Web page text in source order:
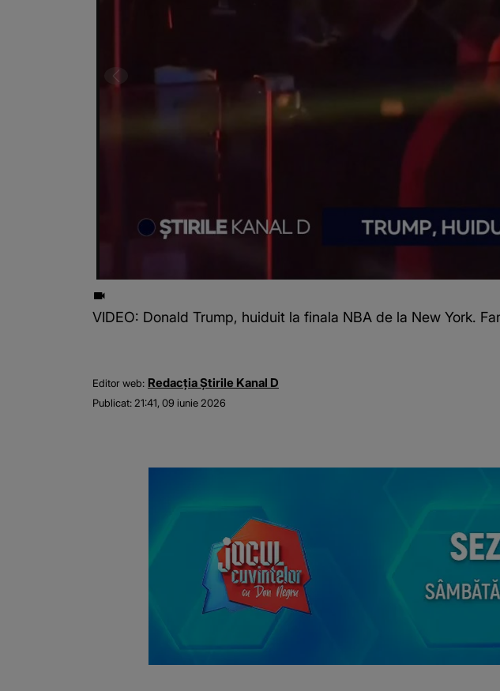
VIDEO: Donald Trump, huiduit la finala NBA de la New York.
Editor web: Redacția Știrile Kanal D
Publicat:21:41, 09 iunie 2026